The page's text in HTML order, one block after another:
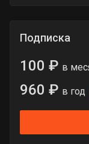
Подписка
100 ₽ в
960 ₽ в год